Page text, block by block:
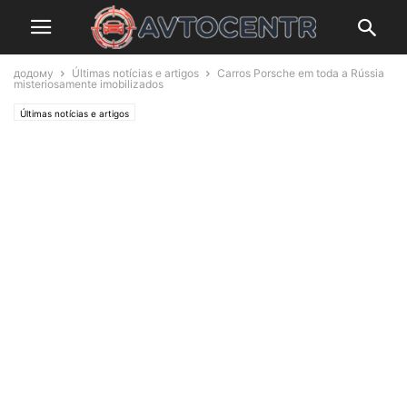
додому Últimas notícias e artigos
Carros Porsche em toda a Rússia
misteriosamente imobilizados
Últimas notícias e artigos